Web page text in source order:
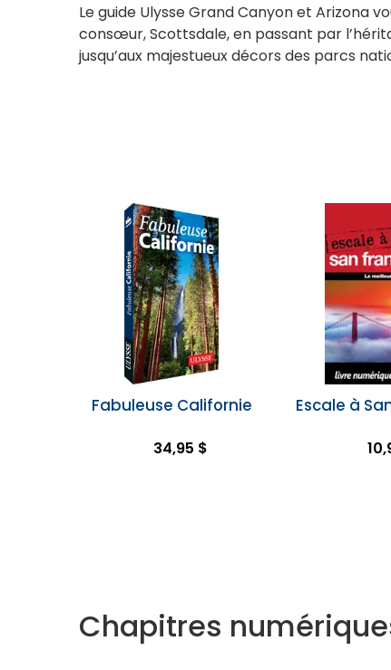
Le guide Ulysse Grand Canyon et Arizona
consœur, Scottsdale, en passant par
jusqu’aux majestueux décors des parcs
Fabuleuse Californie
34,95 $
Escale à
Chapitres